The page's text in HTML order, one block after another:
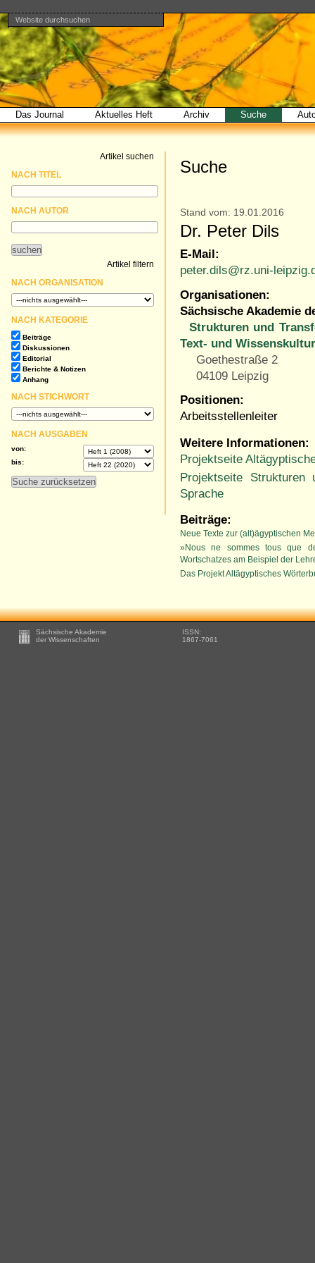
Direkt
zum
Inhalt
|
Direkt
zur
Navigation
Benutzerspezifische
Werkzeuge
Website durchsuchen
Erweiterte
Suche…
Bereiche
Das Journal Aktuelles Heft Archiv Suche
Suche
Stand vom: 19.01.2016
Dr. Peter Dils
E-Mail:
peter.dils@rz.uni-
Organisationen:
Sächsische Akademie
Strukturen und
Text- und
Goethestraße 2
04109 Leipzig
Positionen:
Arbeitsstellenleiter
Weitere Informationen:
Projektseite
Projektseite Strukturen
Sprache
Beiträge:
Neue Texte zur (alt)ägyptischen
»Nous ne sommes tous que
Wortschatzes am Beispiel der
Das Projekt Altägyptisches
Artikel suchen
NACH TITEL
NACH AUTOR
Artikel filtern
NACH ORGANISATION
NACH KATEGORIE
Beiträge
Diskussionen
Editorial
Berichte & Notizen
Anhang
NACH STICHWORT
NACH AUSGABEN
von:
bis:
Footer
Sächsische Akademie
der Wissenschaften
ISSN:
1867-7061